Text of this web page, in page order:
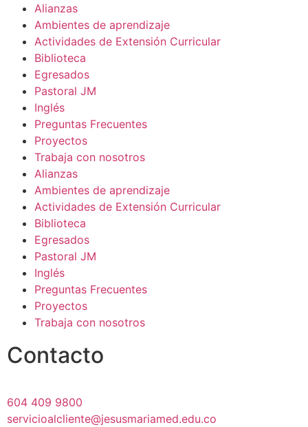
Alianzas
Ambientes de aprendizaje
Actividades de Extensión Curricular
Biblioteca
Egresados
Pastoral JM
Inglés
Preguntas Frecuentes
Proyectos
Trabaja con nosotros
Alianzas
Ambientes de aprendizaje
Actividades de Extensión Curricular
Biblioteca
Egresados
Pastoral JM
Inglés
Preguntas Frecuentes
Proyectos
Trabaja con nosotros
Contacto
604 409 9800
servicioalcliente@jesusmariamed.edu.co